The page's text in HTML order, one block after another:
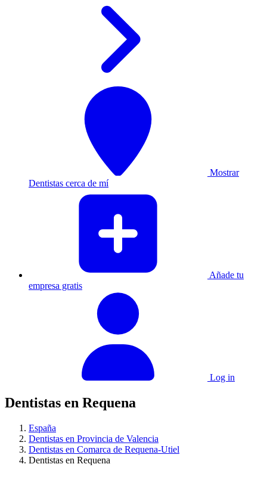
Mostrar
Dentistas cerca de mí
Añade tu
empresa gratis
Log in
Dentistas en Requena
España
Dentistas en Provincia de Valencia
Dentistas en Comarca de Requena-Utiel
Dentistas en Requena